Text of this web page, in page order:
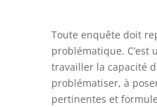
Toute enquête doit
problématique.
travailler la capacité
problématiser, à
pertinentes et